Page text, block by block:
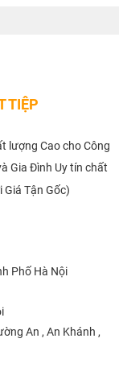
TIỆP
lượng Cao cho Công
Gia Đình Uy tín chất
Giá Tận Gốc)
Phố Hà Nội
An , An Khánh ,